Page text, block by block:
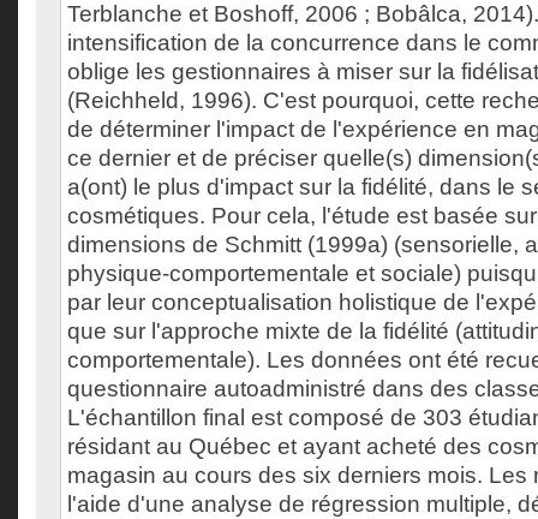
Terblanche et Boshoff, 2006 ; Bobâlca,
intensification de la concurrence dans le
oblige les gestionnaires à miser sur la
(Reichheld, 1996). C'est pourquoi, cette
de déterminer l'impact de l'expérience en
ce dernier et de préciser quelle(s)
a(ont) le plus d'impact sur la fidélité, dans le
cosmétiques. Pour cela, l'étude est basée
dimensions de Schmitt (1999a) (sensorielle,
physique-comportementale et sociale)
par leur conceptualisation holistique de
que sur l'approche mixte de la fidélité
comportementale). Les données ont été
questionnaire autoadministré dans des
L'échantillon final est composé de 303
résidant au Québec et ayant acheté des
magasin au cours des six derniers mois. Les
l'aide d'une analyse de régression multiple,